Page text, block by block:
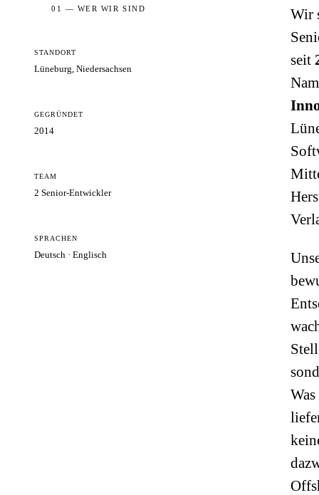
01 — WER WIR SIND
STANDORT
Lüneburg, Niedersachsen
GEGRÜNDET
2014
TEAM
2 Senior-Entwickler
SPRACHEN
Deutsch · Englisch
Wir
seit